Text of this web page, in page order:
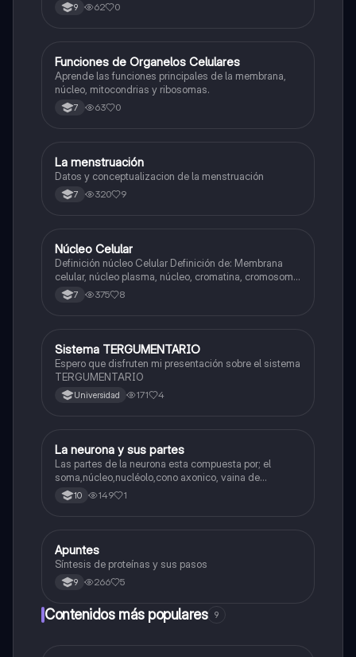
9 62 0
FBiologia
Funciones de Organelos Celulares
Aprende las funciones principales de la membrana,
núcleo, mitocondrias y ribosomas.
7 63 0
Biologia
La menstruación
Datos y conceptualizacion de la menstruación
7 320 9
Biologia
Núcleo Celular
Definición núcleo Celular Definición de: Membrana
celular, núcleo plasma, núcleo, cromatina, cromosoma
Interfase Fases de la interfase
7 375 8
Biologia
Sistema TERGUMENTARIO
Espero que disfruten mi presentación sobre el sistema
TERGUMENTARIO
Universidad 171 4
Biologia
La neurona y sus partes
Las partes de la neurona esta compuesta por; el
soma,núcleo,nucléolo,cono axonico, vaina de
mielina,celula schwan,núcleo de schwann,nódulo de
Ranvier,terminal axonico Arborizacion terminal, botón
10 149 1
Biologia
Apuntes
Síntesis de proteínas y sus pasos
9 266 5
Contenidos más populares 9